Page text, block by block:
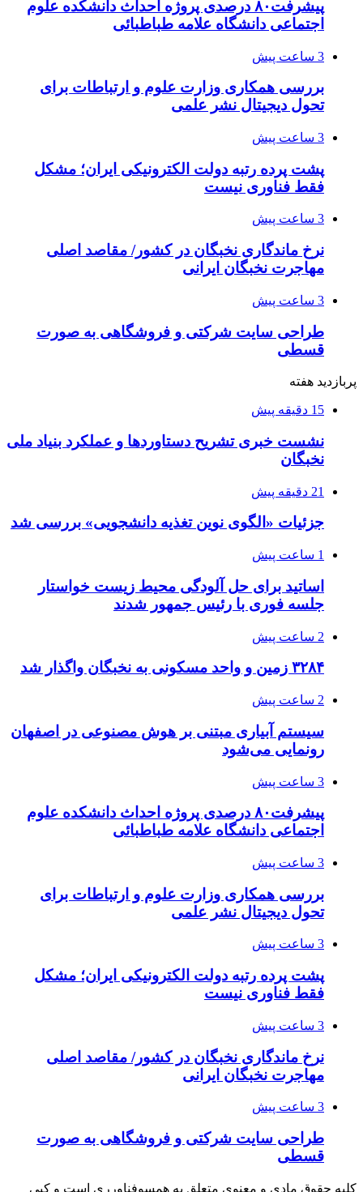
پیشرفت۸۰ درصدی پروژه احداث دانشکده علوم
اجتماعی دانشگاه علامه طباطبائی
3 ساعت پیش
بررسی همکاری وزارت علوم و ارتباطات برای
تحول دیجیتال نشر علمی
3 ساعت پیش
پشت پرده رتبه دولت الکترونیکی ایران؛ مشکل
فقط فناوری نیست
3 ساعت پیش
نرخ ماندگاری نخبگان در کشور/ مقاصد اصلی
مهاجرت نخبگان ایرانی
3 ساعت پیش
طراحی سایت شرکتی و فروشگاهی به صورت
قسطی
پربازدید هفته
15 دقیقه پیش
نشست خبری تشریح دستاوردها و عملکرد بنیاد ملی
نخبگان
21 دقیقه پیش
جزئیات «الگوی نوین تغذیه دانشجویی» بررسی شد
1 ساعت پیش
اساتید برای حل آلودگی محیط زیست خواستار
جلسه فوری با رئیس جمهور شدند
2 ساعت پیش
۳۲۸۴ زمین و واحد مسکونی به نخبگان واگذار شد
2 ساعت پیش
سیستم آبیاری مبتنی بر هوش مصنوعی در اصفهان
رونمایی می‌شود
3 ساعت پیش
پیشرفت۸۰ درصدی پروژه احداث دانشکده علوم
اجتماعی دانشگاه علامه طباطبائی
3 ساعت پیش
بررسی همکاری وزارت علوم و ارتباطات برای
تحول دیجیتال نشر علمی
3 ساعت پیش
پشت پرده رتبه دولت الکترونیکی ایران؛ مشکل
فقط فناوری نیست
3 ساعت پیش
نرخ ماندگاری نخبگان در کشور/ مقاصد اصلی
مهاجرت نخبگان ایرانی
3 ساعت پیش
طراحی سایت شرکتی و فروشگاهی به صورت
قسطی
کلیه حقوق مادی و معنوی متعلق به همسوفناورری است و کپی